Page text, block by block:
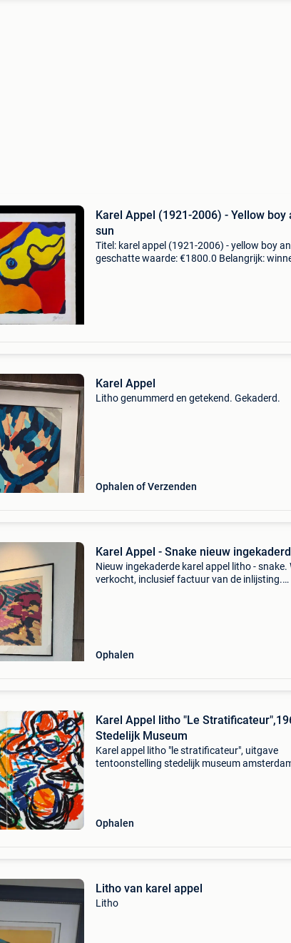
Karel Appel (1921-2006) - Yellow boy
sun
Titel: karel appel (1921-2006) - yellow boy
geschatte waarde: €1800.0 Belangrijk:
Karel Appel
Litho genummerd en getekend. Gekaderd.
Ophalen of Verzenden
Karel Appel - Snake nieuw ingekaderd
Nieuw ingekaderde karel appel litho - snake.
verkocht, inclusief factuur van de inlijsting.
Ophalen
Karel Appel litho "Le
Stedelijk Museum
Karel appel litho "le stratificateur", uitgave
tentoonstelling stedelijk museum
Ophalen
Litho van karel appel
Litho